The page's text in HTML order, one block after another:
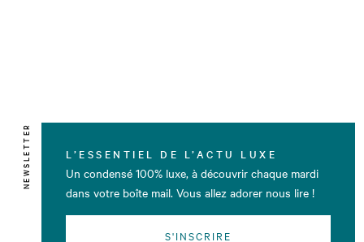
NEWSLETTER L’ESSENTIEL DE L’ACTU LUXE
Un condensé 100% luxe, à découvrir chaque mardi
dans votre boîte mail. Vous allez adorer nous lire !
S'INSCRIRE